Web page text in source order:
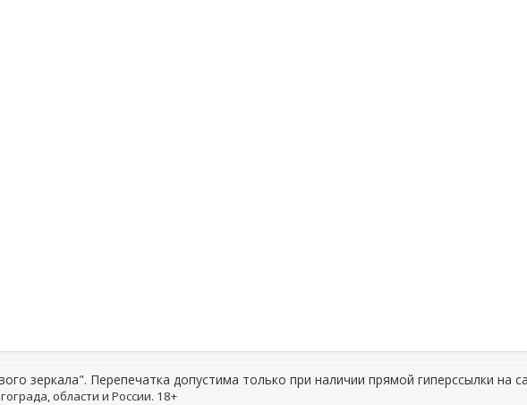
зеркала". Перепечатка допустима только при наличии прямой гиперссылки на
области и России. 18+